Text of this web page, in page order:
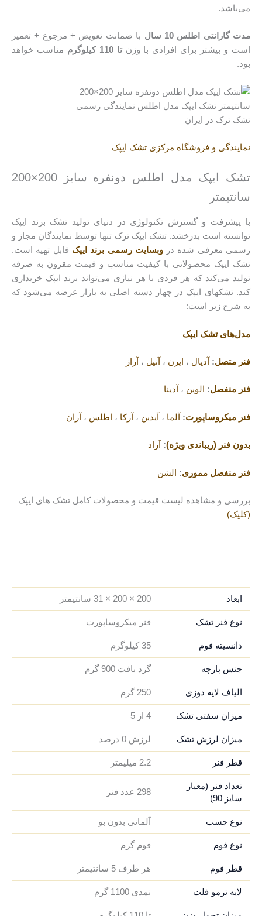
می‌باشد.
مدت گارانتی اطلس 10 سال
با ضمانت تعویض + مرجوع + تعمیر
است و بیشتر برای افرادی با وزنتا 110 کیلوگرم
مناسب خواهد
بود.
نمایندگی و فروشگاه مرکزی تشک ایپک
تشک ایپک مدل اطلس دونفره سایز 200×200
سانتیمتر
با پیشرفت و گسترش تکنولوژی در دنیای تولید تشک برند ایپک
توانسته است بدرخشد. تشک ایپک ترک تنها توسط نمایندگان مجاز و
رسمی معرفی شده دروبسایت رسمی برند ایپک قابل تهیه است.
تشک ایپک محصولاتی با کیفیت مناسب و قیمت مقرون به صرفه
تولید می‌کند که هر فردی با هر نیازی می‌تواند برند ایپک خریداری
کند. تشکهای ایپک در چهار دسته اصلی به بازار عرضه می‌شود که
به شرح زیر است:
مدل‌های تشک ایپک
فنر متصل: آدیال ، ایرن ، آنیل ، آراز
فنر منفصل: الوین ، آدینا
فنر میکروساپورت: آلما ، آیدین ، آرکا ، اطلس ، آران
بدون فنر (ریباندی ویژه): آراد
فنر منفصل مموری: الشن
بررسی و مشاهده لیست قیمت و محصولات کامل تشک های ایپک
(کلیک)
ابعاد 200 × 200 × 31 سانتیمتر
نوع فنر تشک فنر میکروساپورت
دانسیته فوم 35 کیلوگرم
جنس پارچه گرد بافت 900 گرم
الیاف لایه دوزی 250 گرم
میزان سفتی تشک 4 از 5
میزان لرزش تشک لرزش 0 درصد
قطر فنر 2.2 میلیمتر
تعداد فنر (معیار
سایز 90)
298 عدد فنر
نوع چسب آلمانی بدون بو
نوع فوم فوم گرم
قطر فوم هر طرف 5 سانتیمتر
لایه ترمو فلت نمدی 1100 گرم